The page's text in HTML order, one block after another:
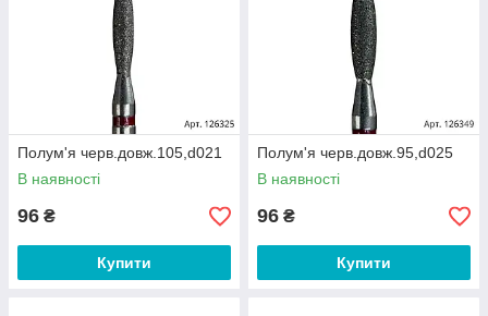
Полум'я черв.довж.105,d021
В наявності
96 ₴
Купити
Полум'я черв.довж.95,d025
В наявності
96 ₴
Купити